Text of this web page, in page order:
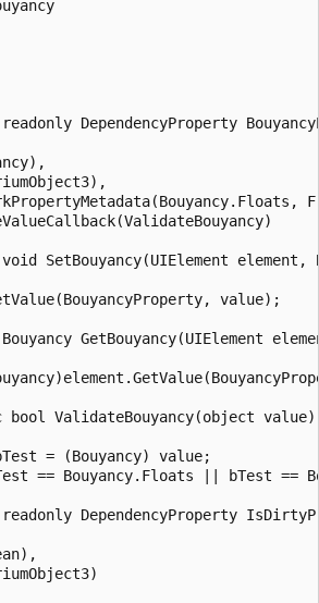
DependencyProperty
SetBouyancy(UIElement element,
value);
GetBouyancy(UIElement
bool ValidateBouyancy(object value)
= (Bouyancy) value;
== Bouyancy.Floats || bTest ==
DependencyProperty